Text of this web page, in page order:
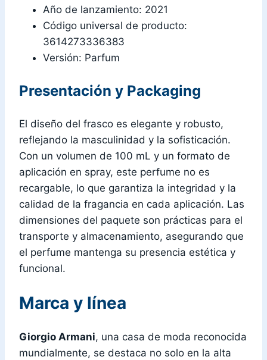
Año de lanzamiento: 2021
Código universal de producto:
3614273336383
Versión: Parfum
Presentación y Packaging
El diseño del frasco es elegante y robusto,
reflejando la masculinidad y la sofisticación.
Con un volumen de 100 mL y un formato de
aplicación en spray, este perfume no es
recargable, lo que garantiza la integridad y la
calidad de la fragancia en cada aplicación. Las
dimensiones del paquete son prácticas para el
transporte y almacenamiento, asegurando que
el perfume mantenga su presencia estética y
funcional.
Marca y línea
Giorgio Armani, una casa de moda reconocida
mundialmente, se destaca no solo en la alta